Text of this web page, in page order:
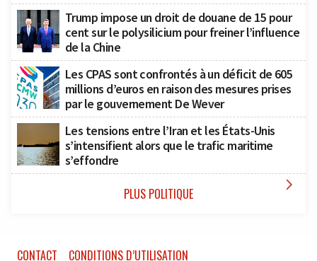
Trump impose un droit de douane de 15 pour
cent sur le polysilicium pour freiner l’influence
de la Chine
Les CPAS sont confrontés à un déficit de 605
millions d’euros en raison des mesures prises
par le gouvernement De Wever
Les tensions entre l’Iran et les États-Unis
s’intensifient alors que le trafic maritime
s’effondre
PLUS POLITIQUE 
CONTACT CONDITIONS D’UTILISATION